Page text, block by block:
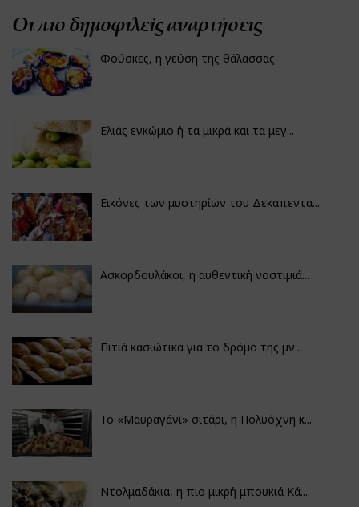
Οι πιο δημοφιλείς αναρτήσεις
Φούσκες, η γεύση της θάλασσας
Ελιάς εγκώμιο ή τα μικρά και τα μεγ...
Εικόνες των μυστηρίων του Δεκαπεντα...
Ασκορδουλάκοι, η αυθεντική νοστιμιά...
Πιτιά κασιώτικα για το δρόμο της μν...
Το «Μαυραγάνι» σιτάρι, η Πολυόχνη κ...
Ντολμαδάκια, η πιο μικρή μπουκιά Κά...